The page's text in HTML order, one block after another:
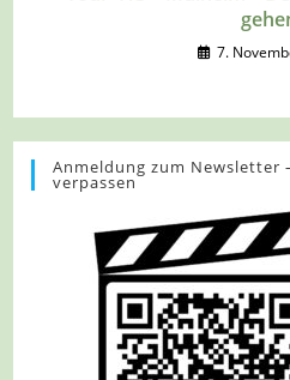
7.
Anmeldung zum Newsletter
verpassen